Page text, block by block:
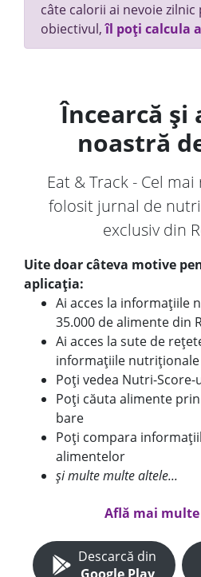
câte calorii ai nevoie
obiectivul,îl poți calcula
Încearcă și
noastră
Eat & Track - Cel
folosit jurnal de
exclusiv din
Uite doar câteva motive
aplicația:
Ai acces la informațiile
35.000 de alimente din
Ai acces la sute de
informațiile
Poți vedea Nutri-
Poți căuta alimente
bare
Poți compara
alimentelor
și multe multe altele...
Află mai
Descarcă din